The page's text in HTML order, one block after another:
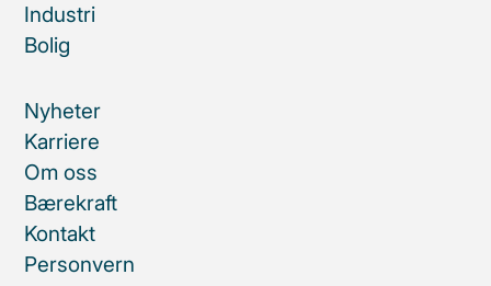
Industri
Bolig
Nyheter
Karriere
Om oss
Bærekraft
Kontakt
Personvern